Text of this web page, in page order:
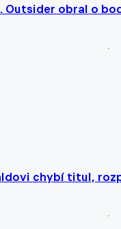
obral o
chybí titul,